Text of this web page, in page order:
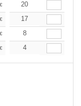
€ 17.66€
20
€ 17.66€
17
€ 17.66
8
€ 17.66
4